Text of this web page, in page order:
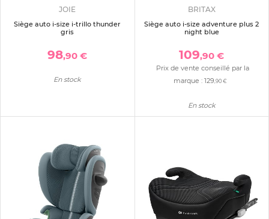
JOIE
Siège auto i-size i-trillo thunder
gris
98,90 €
En stock
BRITAX
Siège auto i-size adventure plus 2
night blue
109,90 €
Prix de vente conseillé par la
marque :129 ,90 €
En stock